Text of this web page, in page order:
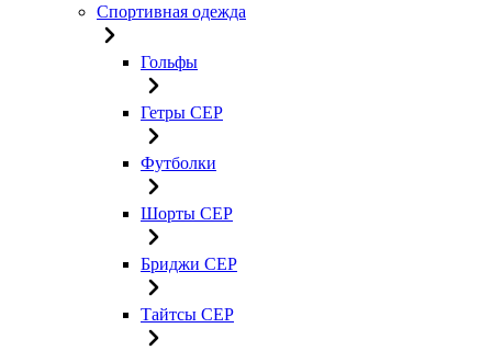
Спортивная одежда
Гольфы
Гетры CEP
Футболки
Шорты CEP
Бриджи CEP
Тайтсы CEP